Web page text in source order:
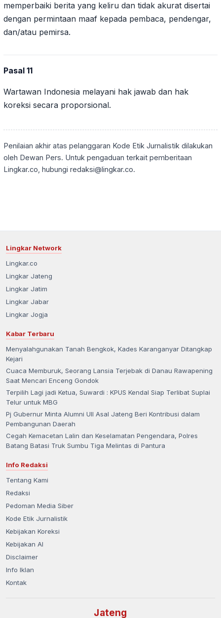
memperbaiki berita yang keliru dan tidak akurat disertai
dengan permintaan maaf kepada pembaca, pendengar,
dan/atau pemirsa.
Pasal 11
Wartawan Indonesia melayani hak jawab dan hak
koreksi secara proporsional.
Penilaian akhir atas pelanggaran Kode Etik Jurnalistik dilakukan
oleh Dewan Pers. Untuk pengaduan terkait pemberitaan
Lingkar.co, hubungi redaksi@lingkar.co.
Lingkar Network
Lingkar.co
Lingkar Jateng
Lingkar Jatim
Lingkar Jabar
Lingkar Jogja
Kabar Terbaru
Menyalahgunakan Tanah Bengkok, Kades Karanganyar Ditangkap
Kejari
Cuaca Memburuk, Seorang Lansia Terjebak di Danau Rawapening
Saat Mencari Enceng Gondok
Terpilih Lagi jadi Ketua, Suwardi : KPUS Kendal Siap Terlibat Suplai
Telur untuk MBG
Pj Gubernur Minta Alumni UII Asal Jateng Beri Kontribusi dalam
Pembangunan Daerah
Cegah Kemacetan Lalin dan Keselamatan Pengendara, Polres
Batang Batasi Truk Sumbu Tiga Melintas di Pantura
Info Redaksi
Tentang Kami
Redaksi
Pedoman Media Siber
Kode Etik Jurnalistik
Kebijakan Koreksi
Kebijakan AI
Disclaimer
Info Iklan
Kontak
Jateng